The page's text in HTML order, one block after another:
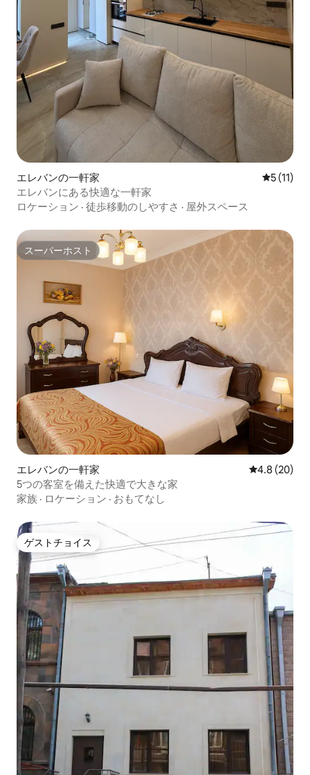
エレバンの一軒家 レビュー
5 (11)
エレバンにある快適な一軒家
ロケーション · 徒歩移動のしやすさ · 屋外スペース
スーパーホスト
スーパーホスト
エレバンの一軒家 レビュー20
4.8 (20)
5つの客室を備えた快適で大きな家
家族 · ロケーション · おもてなし
ゲストチョイス
ゲストチョイス